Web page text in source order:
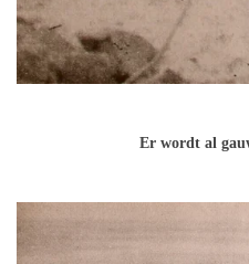
Er wordt al